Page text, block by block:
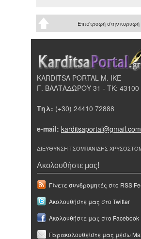
Επιστροφή στην κορυφή
KARDITSA PORTAL Μ. ΙΚΕ
Γ. ΒΑΛΤΑΔΩΡΟΥ 31 - ΤΚ: 43100
Τηλ: (+30) 24410 72888
e-mail: karditsaportal@gmail.com
ΔΙΕΥΘΥΝΣΗ ΤΣΟΜΠΑΝΙΔΗΣ
Ακολουθήστε μας!
Γίνετε συνδρομητές στο RSS
Ακολουθήστε μας στο Twitter
Ακολουθήστε μας στο Facebook
Παρακολουθείστε μας μέσω